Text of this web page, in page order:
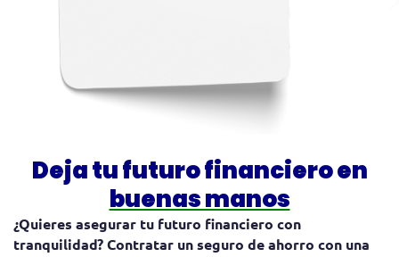
Deja tu futuro financiero en
buenas manos
¿Quieres asegurar tu futuro financiero con
tranquilidad? Contratar un seguro de ahorro con una